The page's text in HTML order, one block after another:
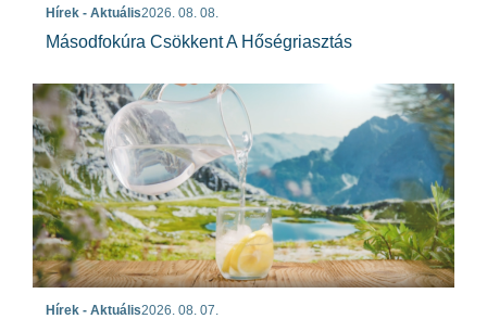
Hírek - Aktuális2026. 08. 08.
Másodfokúra Csökkent A Hőségriasztás
Hírek - Aktuális2026. 08. 07.